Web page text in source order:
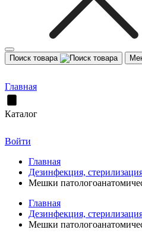
Поиск товара
Главная
Каталог
Войти
Главная
Дезинфекция,
Мешки
Главная
Дезинфекция,
Мешки